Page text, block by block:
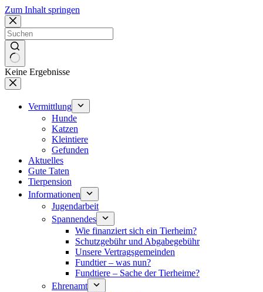
Zum Inhalt springen
Keine Ergebnisse
Vermittlung
Hunde
Katzen
Kleintiere
Gefunden
Aktuelles
Gute Taten
Tierpension
Informationen
Jugendarbeit
Spannendes
Wie finanziert sich ein Tierheim?
Schutzgebühr und Abgabegebühr
Unsere Vertragsgemeinden
Fundtier – was nun?
Fundtiere – Sache der Tierheime?
Ehrenamt